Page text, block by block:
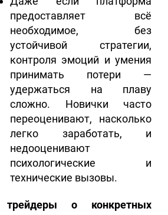
предоставляет всё
необходимое, без
устойчивой стратегии,
контроля эмоций и умения
принимать потери —
удержаться на плаву
сложно. Новички часто
переоценивают, насколько
легко заработать, и
недооценивают
психологические и
технические вызовы.
о конкретных